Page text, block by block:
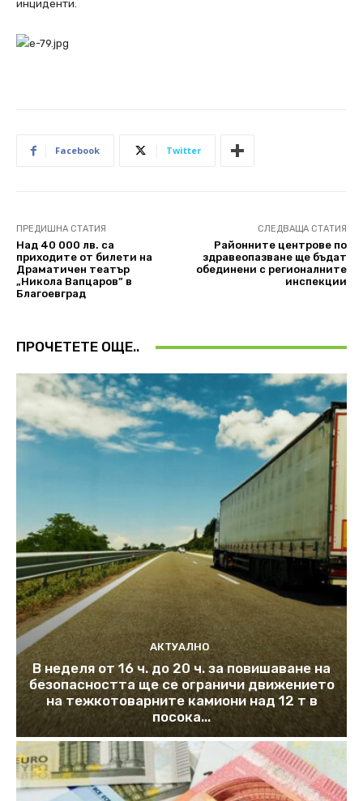
инциденти.
Facebook Twitter
ПРЕДИШНА СТАТИЯ
Над 40 000 лв. са
приходите от билети на
Драматичен театър
„Никола Вапцаров” в
Благоевград
СЛЕДВАЩА СТАТИЯ
Районните центрове по
здравеопазване ще бъдат
обединени с регионалните
инспекции
ПРОЧЕТЕТЕ ОЩЕ..
АКТУАЛНО
В неделя от 16 ч. до 20 ч. за повишаване на
безопасността ще се ограничи движението
на тежкотоварните камиони над 12 т в
посока...